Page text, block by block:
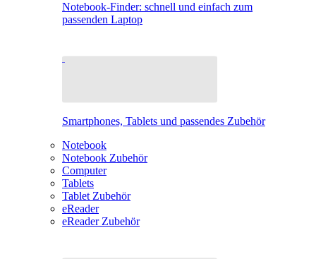
Notebook-Finder: schnell und einfach zum
passenden Laptop
Smartphones, Tablets und passendes Zubehör
Notebook
Notebook Zubehör
Computer
Tablets
Tablet Zubehör
eReader
eReader Zubehör